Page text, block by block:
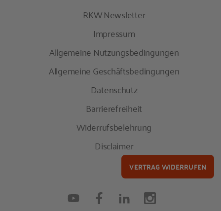
RKW Newsletter
Impressum
Allgemeine Nutzungsbedingungen
Allgemeine Geschäftsbedingungen
Datenschutz
Barrierefreiheit
Widerrufsbelehrung
Disclaimer
VERTRAG WIDERRUFEN